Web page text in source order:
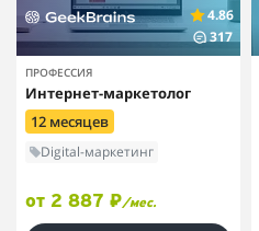
4.86
317
ПРОФЕССИЯ
Интернет-маркетолог
12 месяцев
Digital-маркетинг
от 2 887 ₽/мес.